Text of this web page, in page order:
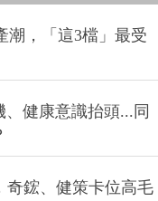
潮，「這3檔」最受
健康意識抬頭...同
奇鋐、健策卡位高毛